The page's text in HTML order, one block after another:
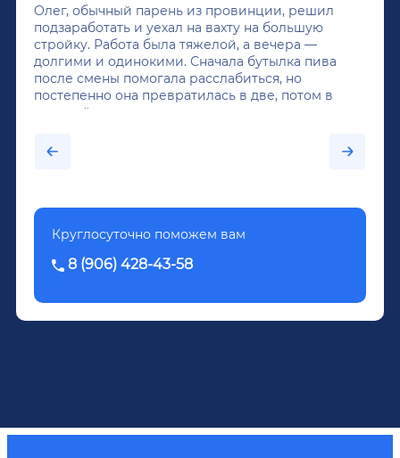
Олег, обычный парень из провинции, решил
подзаработать и уехал на вахту на большую
стройку. Работа была тяжелой, а вечера —
долгими и одинокими. Сначала бутылка пива
после смены помогала расслабиться, но
постепенно она превратилась в две, потом в
крепкий алкоголь, и вот он уже пил почти
было назначено кодирование по методу
Довженко.
Круглосуточно поможем вам
8 (906) 428-43-58